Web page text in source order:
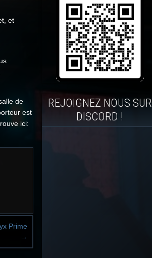
et
de
est
ici:
Prime
→
REJOIGNEZ NOUS SUR
DISCORD !